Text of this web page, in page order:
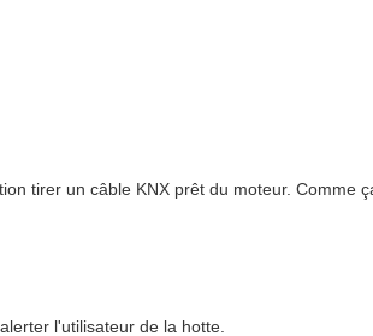
tirer un câble KNX prêt du moteur. Comme
l'utilisateur de la hotte.